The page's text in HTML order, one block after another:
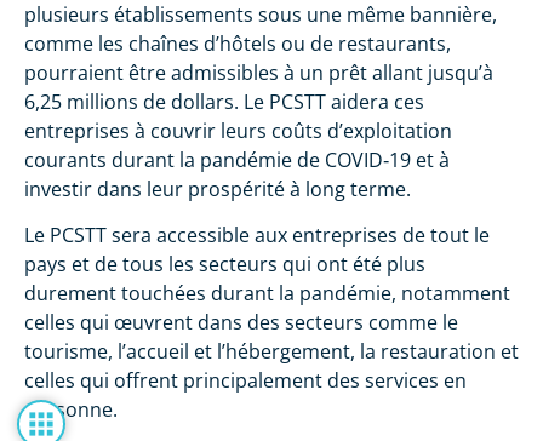
plusieurs établissements sous une même bannière,
comme les chaînes d’hôtels ou de restaurants,
pourraient être admissibles à un prêt allant jusqu’à
6,25 millions de dollars. Le PCSTT aidera ces
entreprises à couvrir leurs coûts d’exploitation
courants durant la pandémie de COVID‑19 et à
investir dans leur prospérité à long terme.
Le PCSTT sera accessible aux entreprises de tout le
pays et de tous les secteurs qui ont été plus
durement touchées durant la pandémie, notamment
celles qui œuvrent dans des secteurs comme le
tourisme, l’accueil et l’hébergement, la restauration et
celles qui offrent principalement des services en
personne.